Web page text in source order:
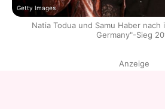
Getty Images
Natia Todua und Samu Haber
Germany"-Sieg
Anzeige